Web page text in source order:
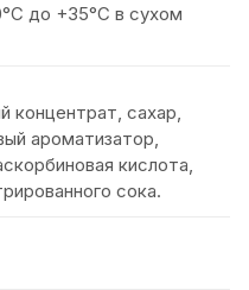
до +35°С в сухом
концентрат, сахар,
ароматизатор,
кислота,
сока.